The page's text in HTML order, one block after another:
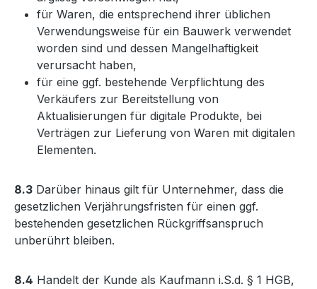
für Waren, die entsprechend ihrer üblichen
Verwendungsweise für ein Bauwerk verwendet
worden sind und dessen Mangelhaftigkeit
verursacht haben,
für eine ggf. bestehende Verpflichtung des
Verkäufers zur Bereitstellung von
Aktualisierungen für digitale Produkte, bei
Verträgen zur Lieferung von Waren mit digitalen
Elementen.
8.3 Darüber hinaus gilt für Unternehmer, dass die
gesetzlichen Verjährungsfristen für einen ggf.
bestehenden gesetzlichen Rückgriffsanspruch
unberührt bleiben.
8.4 Handelt der Kunde als Kaufmann i.S.d. § 1 HGB,